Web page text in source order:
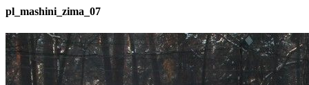
pl_mashini_zima_07